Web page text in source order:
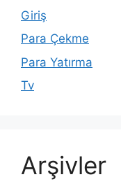
Giriş
Para Çekme
Para Yatırma
Tv
Arşivler